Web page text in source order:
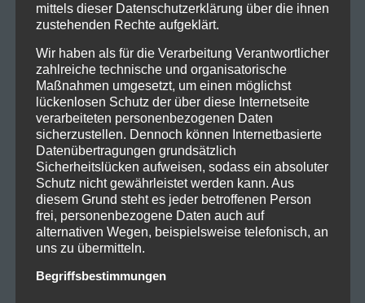
2022_11_07_SticktoyourGuns_L
öwensaalNürnberg_Livesound-9
mittels dieser Datenschutzerklärung über die ihnen
zustehenden Rechte aufgeklärt.
Wir haben als für die Verarbeitung Verantwortlicher
zahlreiche technische und organisatorische
Maßnahmen umgesetzt, um einen möglichst
lückenlosen Schutz der über diese Internetseite
verarbeiteten personenbezogenen Daten
sicherzustellen. Dennoch können Internetbasierte
Datenübertragungen grundsätzlich
Sicherheitslücken aufweisen, sodass ein absoluter
Schutz nicht gewährleistet werden kann. Aus
diesem Grund steht es jeder betroffenen Person
frei, personenbezogene Daten auch auf
alternativen Wegen, beispielsweise telefonisch, an
uns zu übermitteln.
Begriffsbestimmungen